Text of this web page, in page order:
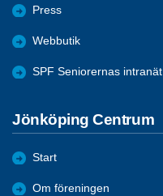
Press
Webbutik
SPF Seniorernas intranät
Jönköping Centrum
Start
Om föreningen